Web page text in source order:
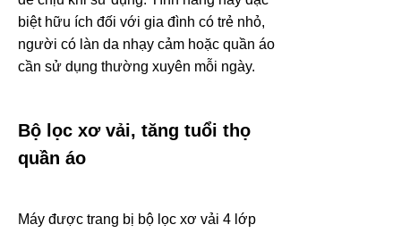
biệt hữu ích đối với gia đình có trẻ nhỏ,
người có làn da nhạy cảm hoặc quần áo
cần sử dụng thường xuyên mỗi ngày.
Bộ lọc xơ vải, tăng tuổi thọ
quần áo
Máy được trang bị bộ lọc xơ vải 4 lớp